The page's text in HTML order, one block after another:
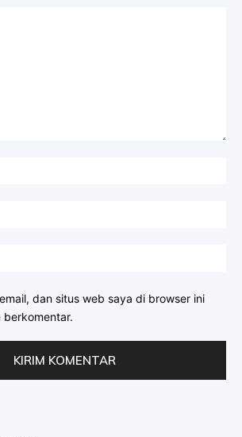
dan situs web saya di browser ini